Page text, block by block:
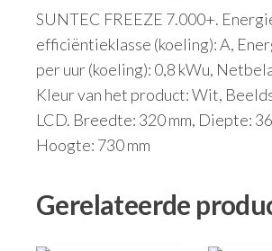
SUNTEC FREEZE 7.000+.
efficiëntieklasse (koeling): A,
per uur (koeling): 0,8 kWu,
Kleur van het product: Wit,
LCD. Breedte: 320 mm, Diepte:
Hoogte: 730 mm
Gerelateerde